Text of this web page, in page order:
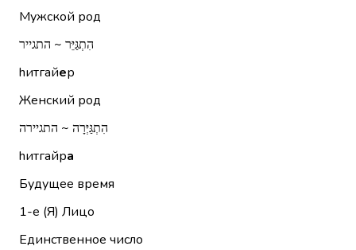
Мужской род
הִתְגַּיֵּר ~ התגייר
hитгайер
Женский род
הִתְגַּיְּרָה ~ התגיירה
hитгайра
Будущее время
1-е (Я) Лицо
Единственное число